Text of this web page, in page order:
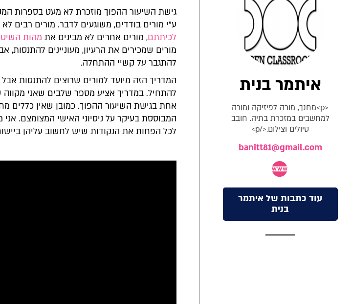
גישת השיעור ההפוך מוזכרת לא מעט בספרות
ע"י מורים בודדים, משוגעים לדבר. מורים רבים
לכיתתם, מורים אחרים לא מבינים את מהות
מורים שמכירים את הרעיון, מעוניינים
להתגבר על קשיי ההתחלה.
המדריך הזה מיועד למורים שרוצים להתנסות
להתחיל. במדריך אציע מספר שלבים שאני מקווה
אחת בגישת השיעור ההפוך. כמובן שאין כללים
המבוססת בעיקר על ניסיוני האישי המצומצם.
לכל הפחות את הנקודות שיש לחשוב עליהן
איתמר בנית
<p>מחנך, מורה לפיזיקה ומורה
למחשבים במזכרת בתיה. חובב
טיולים וצילום.</p>
banitt81@gmail.com
עוד כתבות של איתמר
בנית